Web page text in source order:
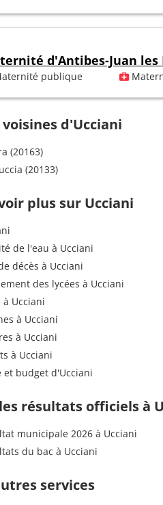
d'Antibes-Juan les
publique
d'Ucciani
(20163)
(20133)
plus sur Ucciani
de l'eau à Ucciani
décès à Ucciani
des lycées à Ucciani
à Ucciani
à Ucciani
à Ucciani
à Ucciani
et budget d'Ucciani
résultats officiels à
municipale 2026 à Ucciani
du bac à Ucciani
services